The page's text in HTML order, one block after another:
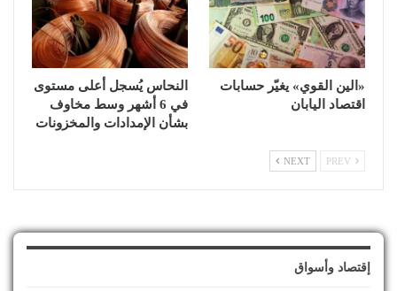
«الين القوي» يغيّر حسابات
اقتصاد اليابان
النحاس يُسجل أعلى مستوى
في 6 أشهر وسط مخاوف
بشأن الإمدادات والمخزونات
NEXT
إقتصاد وأسواق